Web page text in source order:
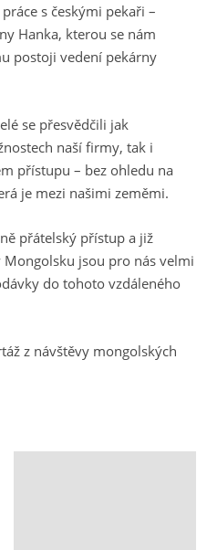
s českými pekaři –
Hanka, kterou se nám
postoji vedení pekárny
se přesvědčili jak
naší firmy, tak i
přístupu – bez ohledu na
je mezi našimi zeměmi.
přátelský přístup a již
Mongolsku jsou pro nás velmi
do tohoto vzdáleného
z návštěvy mongolských